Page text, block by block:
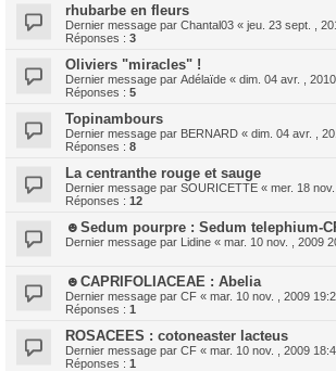
rhubarbe en fleurs
Dernier message par Chantal03 « jeu. 23 sept. ,
Réponses : 3
Oliviers "miracles" !
Dernier message par Adélaïde « dim. 04 avr. ,
Réponses : 5
Topinambours
Dernier message par BERNARD « dim. 04 avr. ,
Réponses : 8
La centranthe rouge et sauge
Dernier message par SOURICETTE « mer. 18
Réponses : 12
☻Sedum pourpre : Sedum telephium-
Dernier message par Lidine « mar. 10 nov. , 2009
☻CAPRIFOLIACEAE : Abelia
Dernier message par CF « mar. 10 nov. , 2009
Réponses : 1
ROSACEES : cotoneaster lacteus
Dernier message par CF « mar. 10 nov. , 2009
Réponses : 1